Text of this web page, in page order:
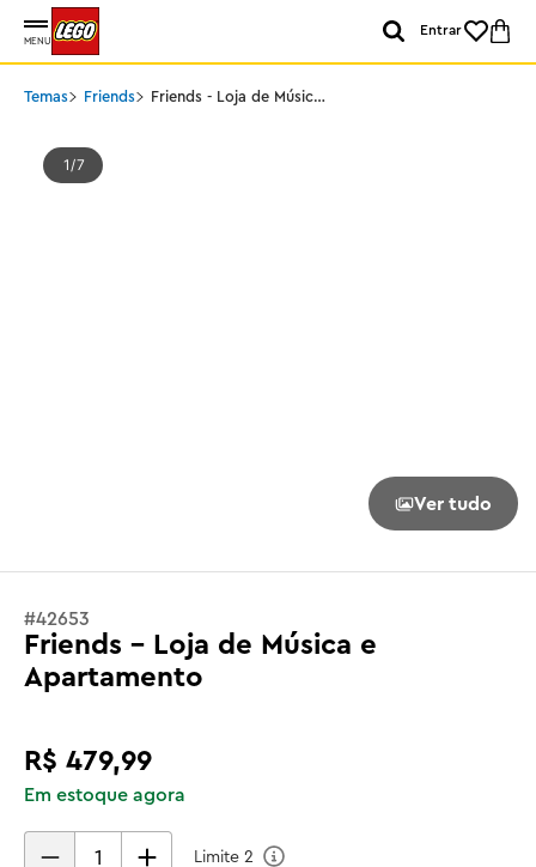
MENU
Entrar
Temas Friends
Friends - Loja de Música
1 7
Ver tudo
#42653
Friends - Loja de Música e
Apartamento
R$ 479,99
Em estoque agora
Limite 2